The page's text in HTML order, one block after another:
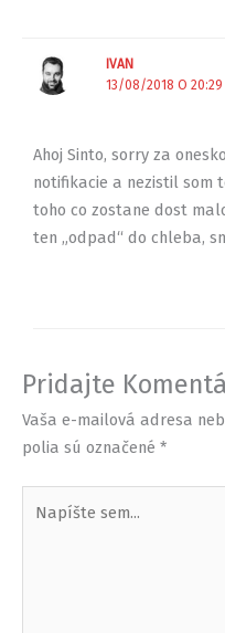
IVAN
13/08/2018 O 20:29
Ahoj Sinto, sorry za
notifikacie a nezistil som
toho co zostane dost
ten „odpad“ do chleba,
Pridajte
Vaša e-mailová adresa
polia sú označené *
sem...